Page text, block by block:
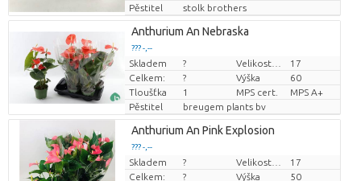
Pěstitel
stolk brothers
Anthurium An Nebraska
??? -,--
Cena za kus
Skladem ?
17
Celkem:
? Výška
60
Tloušťka
1 MPS cert.
MPS A+
Pěstitel
breugem plants bv
Anthurium An Pink Explosion
??? -,--
Cena za kus
Skladem ?
17
Celkem:
? Výška
50